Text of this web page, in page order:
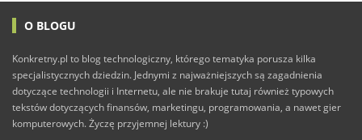
O BLOGU
Konkretny.pl to blog technologiczny, którego tematyka porusza kilka
specjalistycznych dziedzin. Jednymi z najważniejszych są zagadnienia
dotyczące technologii i Internetu, ale nie brakuje tutaj również typowych
tekstów dotyczących finansów, marketingu, programowania, a nawet gier
komputerowych. Życzę przyjemnej lektury :)